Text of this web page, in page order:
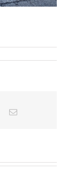
Pinterest
E-